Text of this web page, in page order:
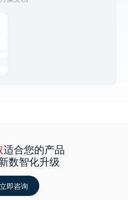
适合您的产品
数智化升级
立即咨询